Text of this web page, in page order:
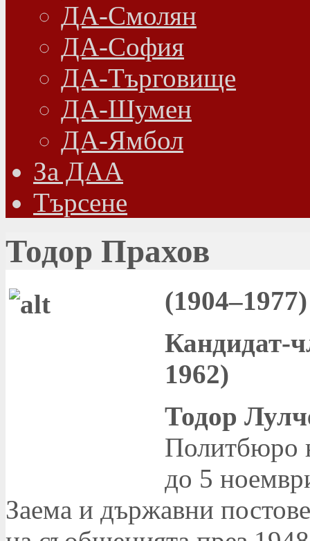
ДА-Смолян
ДА-София
ДА-Търговище
ДА-Шумен
ДА-Ямбол
Зa ДАА
Търсене
Тодор Прахов
(1904–1977)
Кандидат-
1962)
Тодор
Политбюро
до 5
Заема и държавни